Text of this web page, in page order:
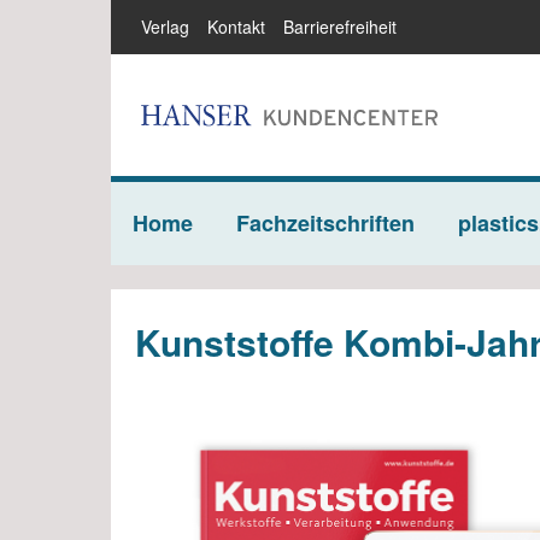
Verlag Kontakt Barrierefreiheit
Home Fachzeitschriften
Kunststoffe Abos
HANSER Automotive
Kunststoffe Kombi-